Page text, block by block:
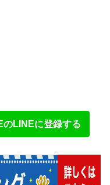
のLINEに登録する